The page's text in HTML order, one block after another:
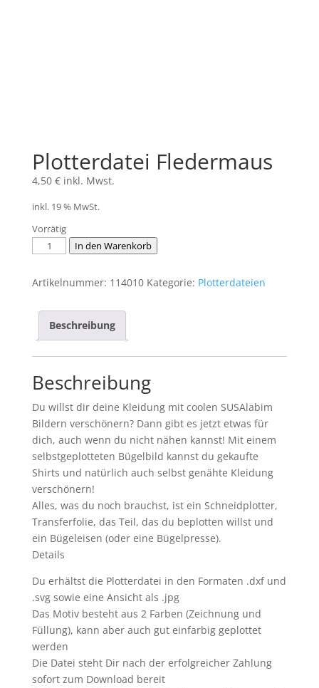
Plotterdatei Fledermaus
4,50 € inkl. Mwst.
inkl. 19 % MwSt.
Vorrätig
Plotterdatei
Menge
In den Warenkorb
Artikelnummer: 114010 Kategorie: Plotterdateien
Beschreibung
Beschreibung
Du willst dir deine Kleidung mit coolen SUSAlabim
Bildern verschönern? Dann gibt es jetzt etwas für
dich, auch wenn du nicht nähen kannst! Mit einem
selbstgeplotteten Bügelbild kannst du gekaufte
Shirts und natürlich auch selbst genähte Kleidung
verschönern!
Alles, was du noch brauchst, ist ein Schneidplotter,
Transferfolie, das Teil, das du beplotten willst und
ein Bügeleisen (oder eine Bügelpresse).
Details
Du erhältst die Plotterdatei in den Formaten .dxf und
.svg sowie eine Ansicht als .jpg
Das Motiv besteht aus 2 Farben (Zeichnung und
Füllung), kann aber auch gut einfarbig geplottet
werden
Die Datei steht Dir nach der erfolgreicher Zahlung
sofort zum Download bereit